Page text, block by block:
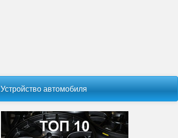
Устройство автомобиля